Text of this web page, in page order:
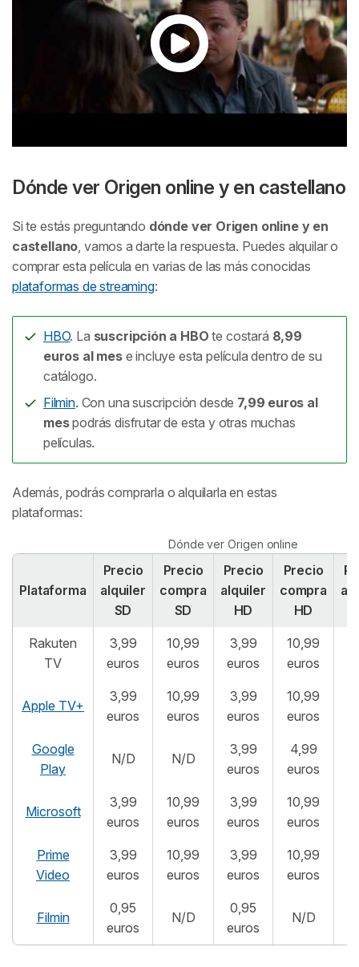
Dónde ver Origen online y en castellano
Si te estás preguntando dónde ver Origen online y en
castellano, vamos a darte la respuesta. Puedes alquilar o
comprar esta película en varias de las más conocidas
plataformas de streaming:
HBO. La suscripción a HBO te costará 8,99
euros al mese incluye esta película dentro de su
catálogo.
Filmin. Con una suscripción desde 7,99 euros al
mespodrás disfrutar de esta y otras muchas
películas.
Además, podrás comprarla o alquilarla en estas
plataformas:
Dónde ver Origen online
Plataforma
Precio
alquiler
SD
Precio
compra
SD
Precio
alquiler
HD
Precio
compra
HD
Rakuten
TV
3,99
euros
10,99
euros
3,99
euros
10,99
euros
Apple TV+
3,99
euros
10,99
euros
3,99
euros
10,99
euros
Google
Play
N/D N/D
3,99
euros
4,99
euros
Microsoft
3,99
euros
10,99
euros
3,99
euros
10,99
euros
Prime
Video
3,99
euros
10,99
euros
3,99
euros
10,99
euros
Filmin
0,95
euros
N/D
0,95
euros
N/D